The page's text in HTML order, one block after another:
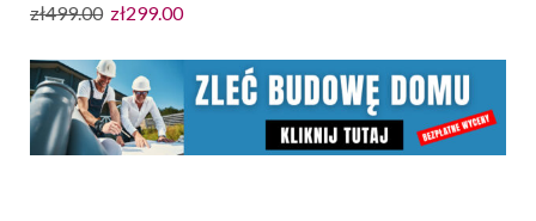
zł499.00 zł299.00